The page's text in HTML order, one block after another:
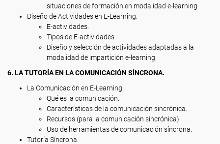
situaciones de formación en modalidad e-learning.
Diseño de Actividades en E-Learning.
E-actividades.
Tipos de E-actividades.
Diseño y selección de actividades adaptadas a la
modalidad de impartición e-learning.
6. LA TUTORÍA EN LA COMUNICACIÓN SÍNCRONA.
La Comunicación en E-Learning.
Qué es la comunicación.
Características de la comunicación sincrónica.
Recursos (para la comunicación sincrónica).
Uso de herramientas de comunicación síncrona.
Tutoría Síncrona.